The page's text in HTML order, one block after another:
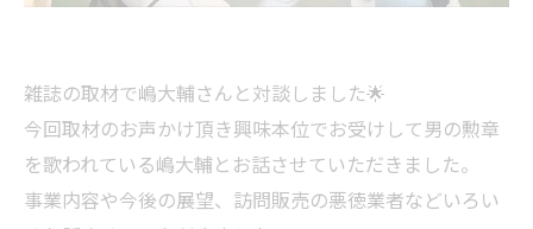
雑誌の取材で嶋大輔さんと対談しました🌟
今回取材のお声かけ頂き興味本位でお受けして男の勲章
を歌われている嶋大輔とお話させていただきました。
事業内容や今後の展望、訪問販売の悪徳業者などいろい